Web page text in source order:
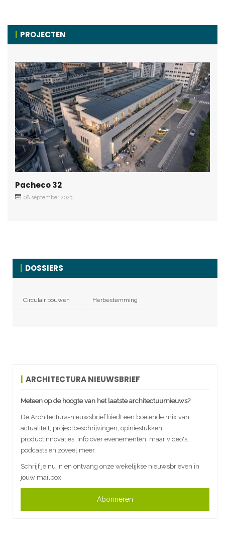
PROJECTEN
Pacheco 32
08 september 2023
DOSSIERS
Circulair bouwen Herbestemming
ARCHITECTURA NIEUWSBRIEF
Meteen op de hoogte van het laatste architectuurnieuws?
De Architectura-nieuwsbrief biedt een boeiende mix van
actualiteit, projectbeschrijvingen, opiniestukken,
productinnovaties, info over evenementen, maar video's,
podcasts en zoveel meer.
Schrijf je nu in en ontvang onze wekelijkse nieuwsbrieven in
jouw mailbox.
Abonneren